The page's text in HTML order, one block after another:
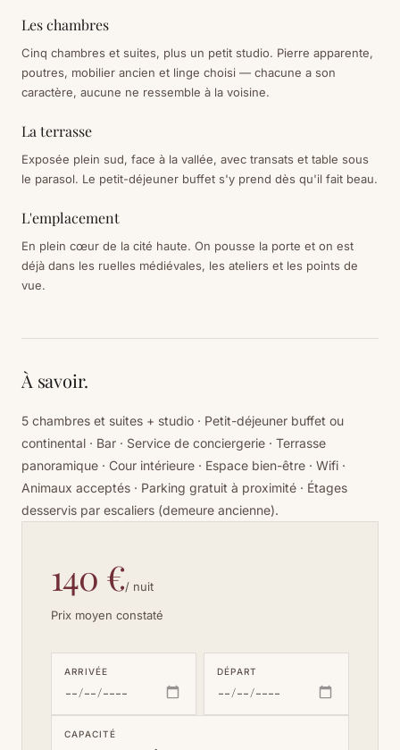
Les chambres
Cinq chambres et suites, plus un petit studio. Pierre apparente,
poutres, mobilier ancien et linge choisi — chacune a son
caractère, aucune ne ressemble à la voisine.
La terrasse
Exposée plein sud, face à la vallée, avec transats et table sous
le parasol. Le petit-déjeuner buffet s'y prend dès qu'il fait beau.
L'emplacement
En plein cœur de la cité haute. On pousse la porte et on est
déjà dans les ruelles médiévales, les ateliers et les points de
vue.
À savoir.
5 chambres et suites + studio · Petit-déjeuner buffet ou
continental · Bar · Service de conciergerie · Terrasse
panoramique · Cour intérieure · Espace bien-être · Wifi ·
Animaux acceptés · Parking gratuit à proximité · Étages
desservis par escaliers (demeure ancienne).
140 €/ nuit
Prix moyen constaté
ARRIVÉE DÉPART
CAPACITÉ